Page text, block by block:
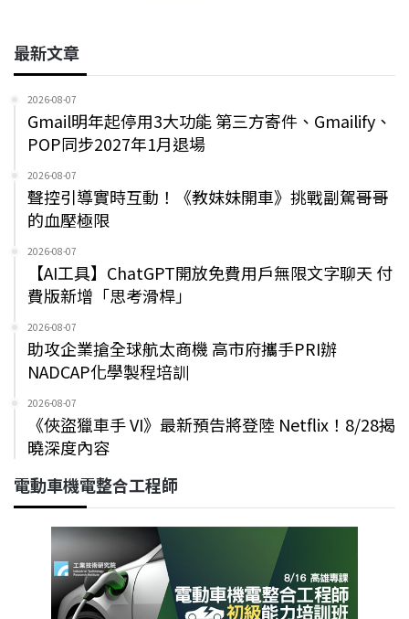
最新文章
2026-08-07
Gmail明年起停用3大功能 第三方寄件、Gmailify、
POP同步2027年1月退場
2026-08-07
聲控引導實時互動！《教妹妹開車》挑戰副駕哥哥
的血壓極限
2026-08-07
【AI工具】ChatGPT開放免費用戶無限文字聊天 付
費版新增「思考滑桿」
2026-08-07
助攻企業搶全球航太商機 高市府攜手PRI辦
NADCAP化學製程培訓
2026-08-07
《俠盜獵車手 VI》最新預告將登陸 Netflix！8/28揭
曉深度內容
電動車機電整合工程師